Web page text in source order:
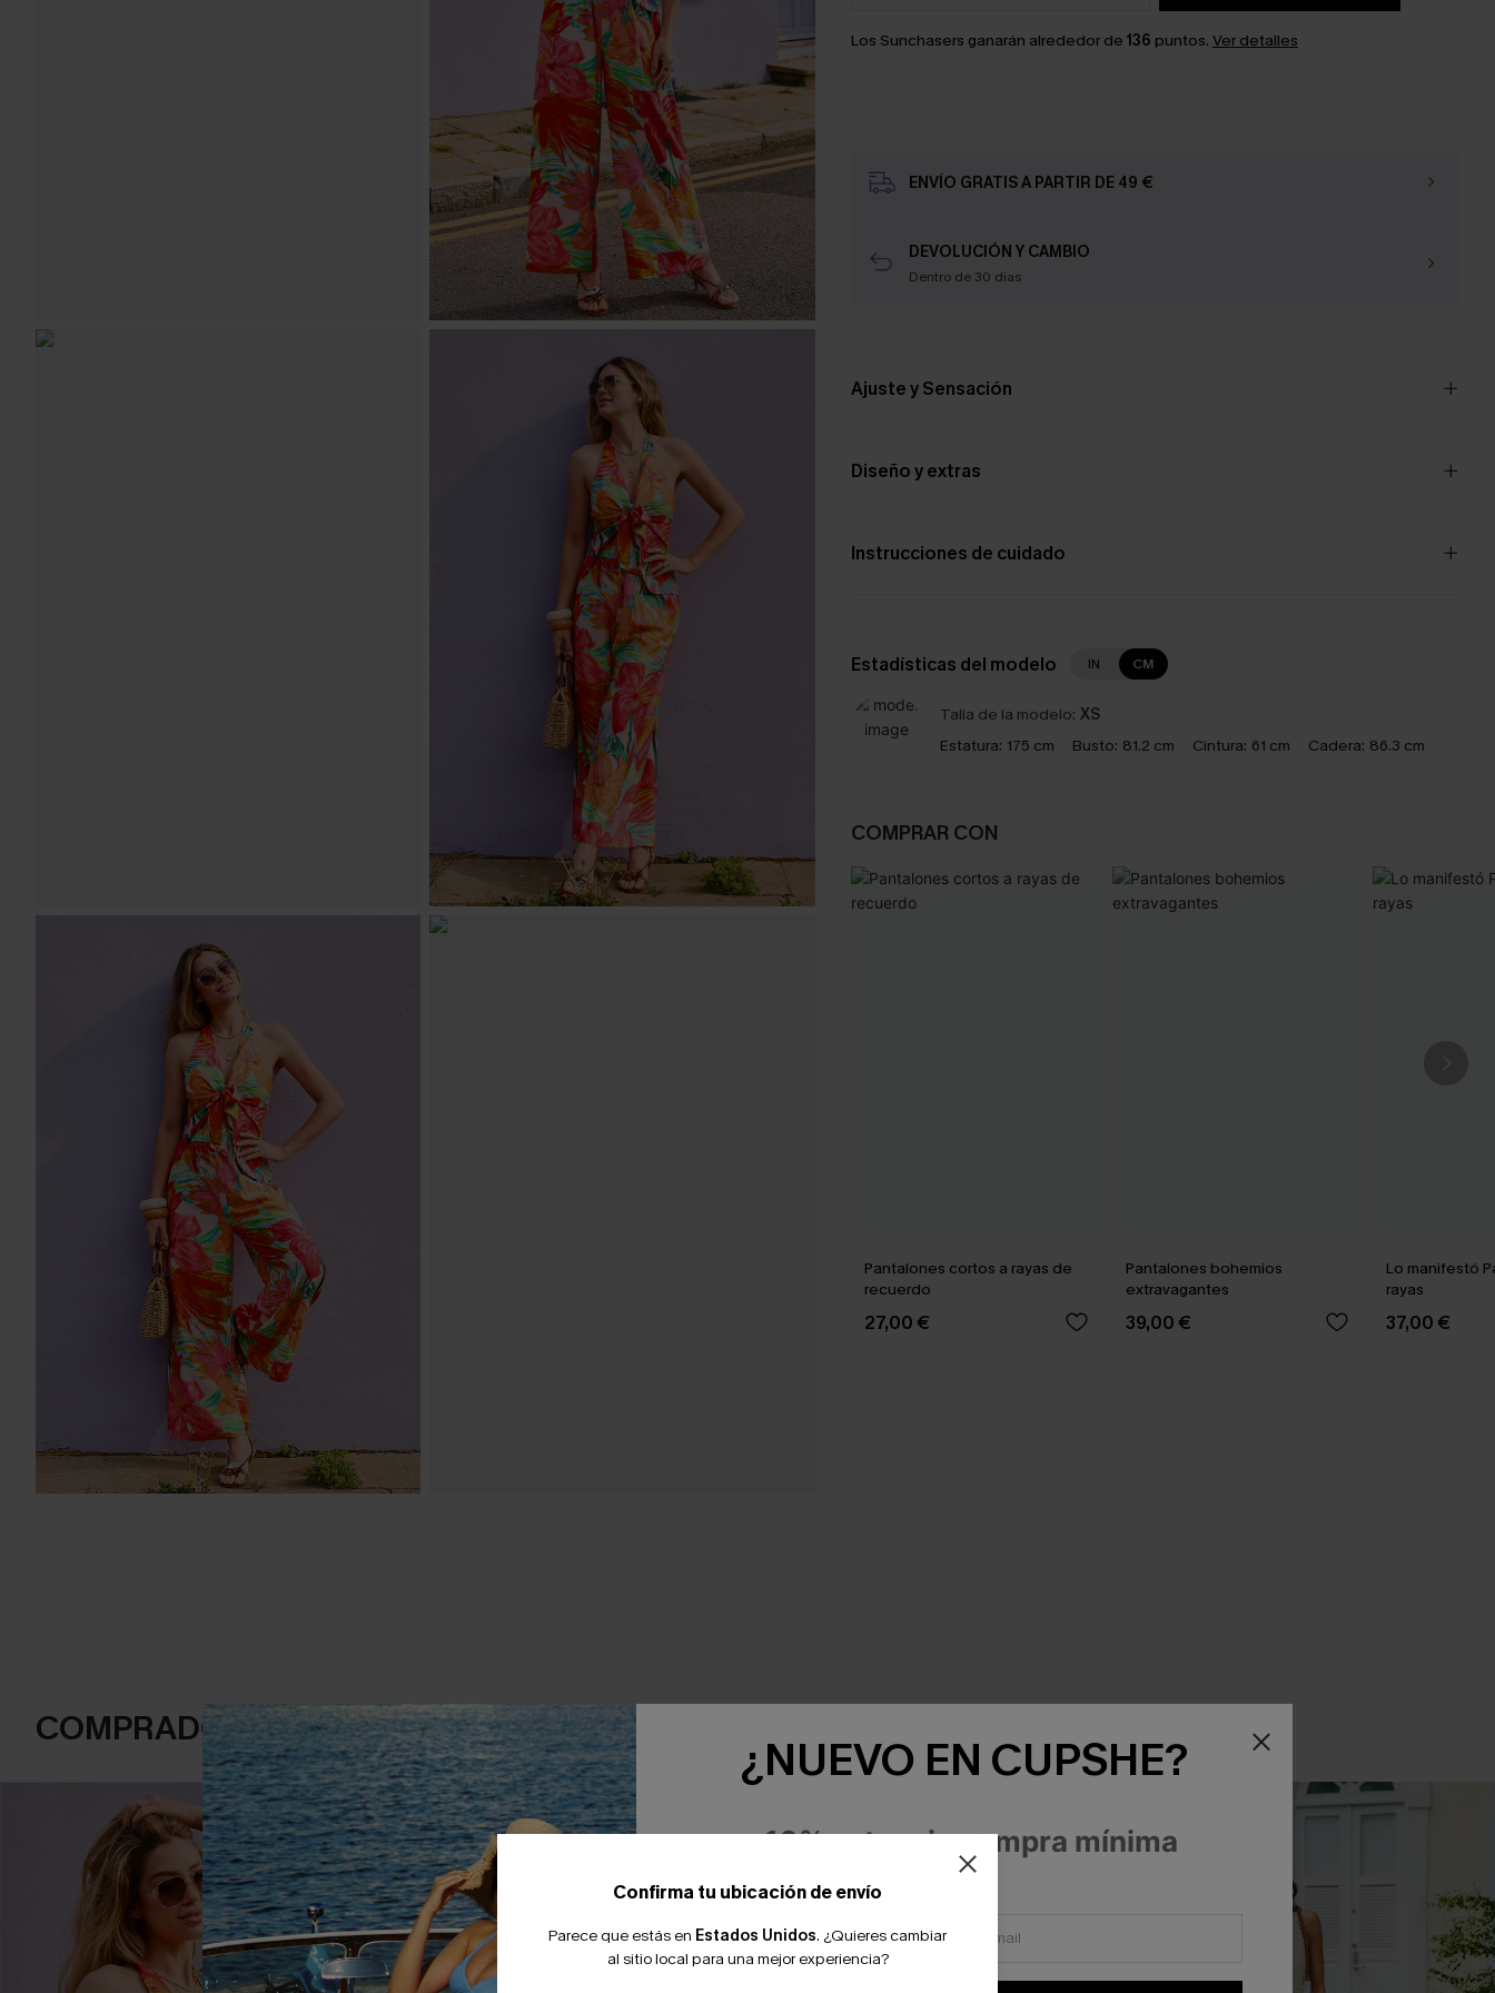
Los Sunchasers ganarán alrededor de 136 puntos. Ver detalles
ENVÍO GRATIS A PARTIR DE 49 €
DEVOLUCIÓN Y CAMBIO
Dentro de 30 días
Ajuste y Sensación
Diseño y extras
Instrucciones de cuidado
Estadísticas del modelo IN CM
Talla de la modelo: XS
Estatura: 175 cm Busto: 81.2 cm Cintura: 61 cm Cadera: 86.3 cm
COMPRAR CON
Pantalones cortos a rayas de
recuerdo
27,00 €
Pantalones bohemios
extravagantes
39,00 €
Lo manifestó
rayas
37,00 €
COMPRADOS FRECUENTEMENTE JUNTOS
Confirma tu ubicación de envío
Parece que estás en Estados Unidos. ¿Quieres cambiar
al sitio local para una mejor experiencia?
¿NUEVO EN CUPSHE?
-10% extra sin compra mínima